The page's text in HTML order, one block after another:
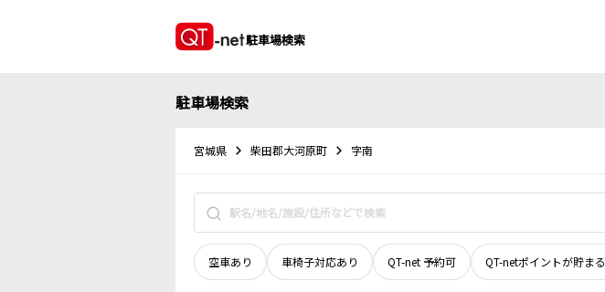
駐車場検索
駐車場検索
宮城県 柴田郡大河原町 字南
空車あり 車椅子対応あり QT-net 予約可 QT-netポイントが貯まる